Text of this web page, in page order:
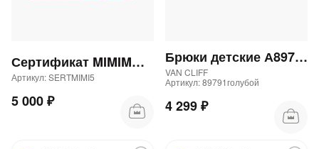
Сертификат MIMIMODA 5000 р.
Артикул: SERTMIMI5
5 000 ₽
Брюки детские А89791 "Аларо блю юниор" 82Бр
VAN CLIFF
Артикул: 89791голубой
4 299 ₽